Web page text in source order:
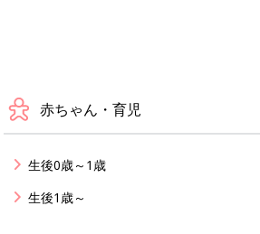
赤ちゃん・育児
生後0歳～1歳
生後1歳～